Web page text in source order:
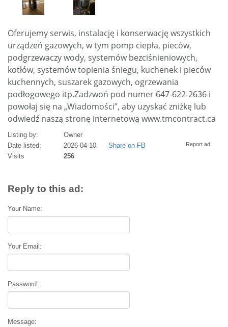
Oferujemy serwis, instalację i konserwację wszystkich
urządzeń gazowych, w tym pomp ciepła, pieców,
podgrzewaczy wody, systemów bezciśnieniowych,
kotłów, systemów topienia śniegu, kuchenek i pieców
kuchennych, suszarek gazowych, ogrzewania
podłogowego itp.Zadzwoń pod numer 647-622-2636 i
powołaj się na „Wiadomości”, aby uzyskać zniżkę lub
odwiedź naszą stronę internetową www.tmcontract.ca
Listing by:
Owner
Date listed:
2026-04-10 Share on FB Report ad
Visits 256
Reply to this ad:
Your Name:
Your Email:
Password:
Message: